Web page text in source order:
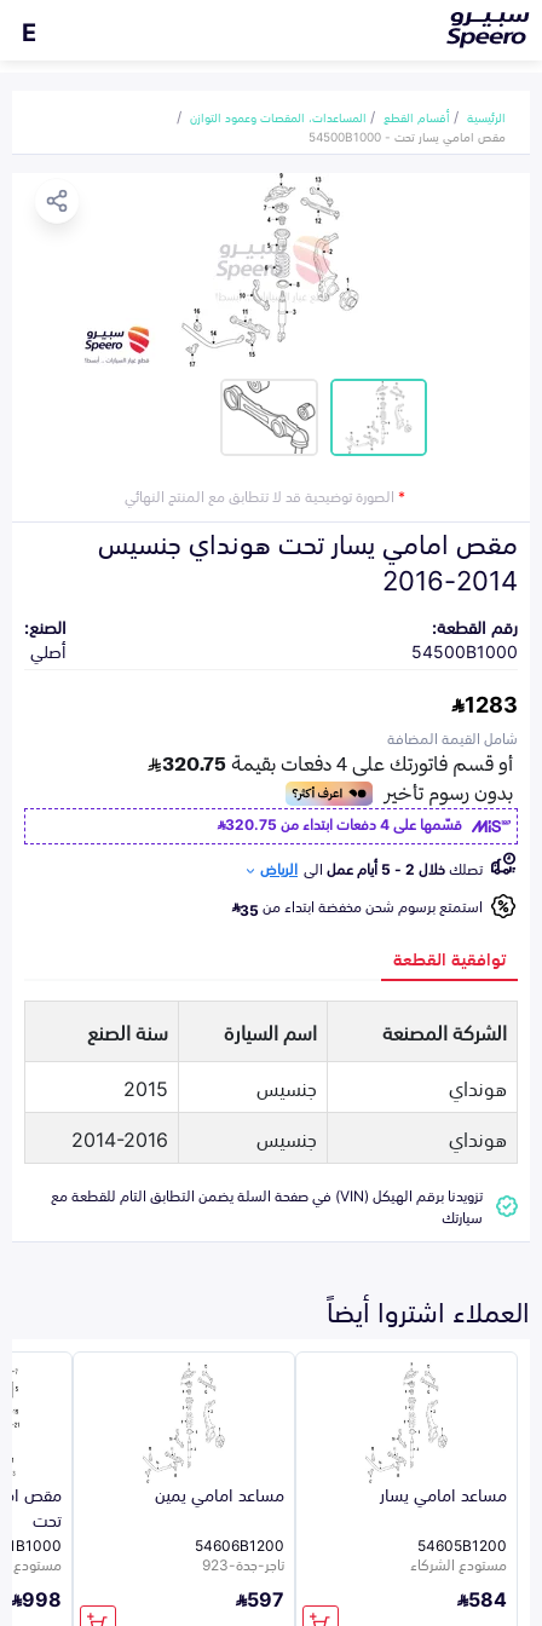
E
الرئيسية أقسام القطع
المساعدات، المقصات وعمود التوازن
مقص امامي يسار تحت - 54500B1000
*الصورة توضيحية قد لا تتطابق مع المنتج النهائي
مقص امامي يسار تحت هونداي جنسيس
2014-2016
رقم القطعة:
54500B1000
الصنع:
أصلي
1283
شامل القيمة المضافة
قسّمها على 4 دفعات ابتداء من
320.75
تصلكخلال 2 - 5 أيام عمل الى الرياض
استمتع برسوم شحن مخفضة ابتداء من35
توافقية القطعة
الشركة المصنعة اسم السيارة
سنة الصنع
هونداي
جنسيس
2015
هونداي
جنسيس 2014-2016
تزويدنا برقم الهيكل (VIN) في صفحة السلة يضمن التطابق التام للقطعة مع
سيارتك
العملاء اشتروا أيضاً
مساعد امامي يسار
54605B1200
مستودع الشركاء
584
مساعد امامي يمين
54606B1200
تاجر-جدة-923
597
مقص
تحت
مستودع
998